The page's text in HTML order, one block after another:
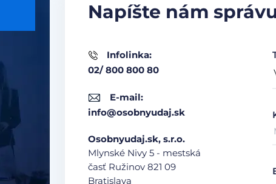
Napíšte nám
Infolinka:
02/ 800 800 80
E-mail:
info@osobnyudaj.sk
Osobnyudaj.sk, s.r.o.
Mlynské Nivy 5 - mestská
časť Ružinov 821 09
Bratislava